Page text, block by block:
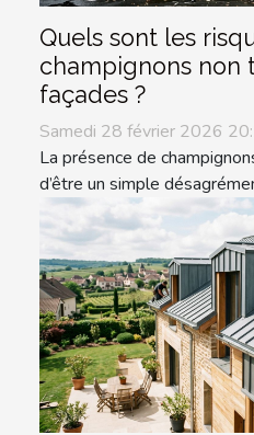
Quels sont les
champignons non
façades ?
Samedi 28 février 2026
La présence de
d’être un simple